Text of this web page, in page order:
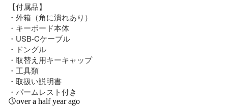
【付属品】
・外箱（角に潰れあり）
・キーボード本体
・USB-Cケーブル
・ドングル
・取替え用キーキャップ
・工具類
・取扱い説明書
・パームレスト付き
over a half year ago